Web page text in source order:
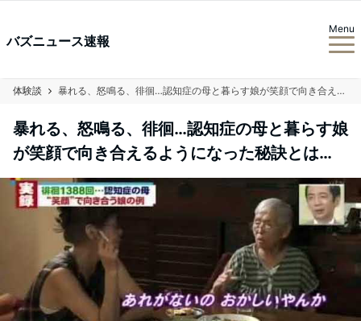
バズニュース速報
Menu
体験談 暴れる、怒鳴る、徘徊…認知症の母と暮らす娘が笑顔で向き合えるようになった秘訣とは…
暴れる、怒鳴る、徘徊…認知症の母と暮らす娘
が笑顔で向き合えるようになった秘訣とは…